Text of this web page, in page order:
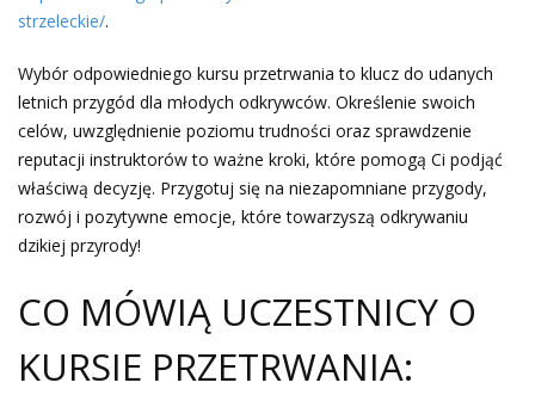
strzeleckie/.
Wybór odpowiedniego kursu przetrwania to klucz do udanych
letnich przygód dla młodych odkrywców. Określenie swoich
celów, uwzględnienie poziomu trudności oraz sprawdzenie
reputacji instruktorów to ważne kroki, które pomogą Ci podjąć
właściwą decyzję. Przygotuj się na niezapomniane przygody,
rozwój i pozytywne emocje, które towarzyszą odkrywaniu
dzikiej przyrody!
CO MÓWIĄ UCZESTNICY O
KURSIE PRZETRWANIA: